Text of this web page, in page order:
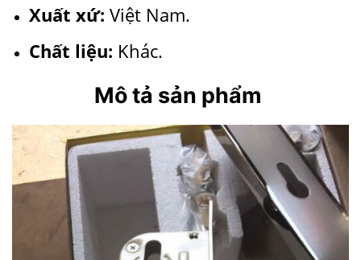
Xuất xứ: Việt Nam.
Chất liệu: Khác.
Mô tả sản phẩm